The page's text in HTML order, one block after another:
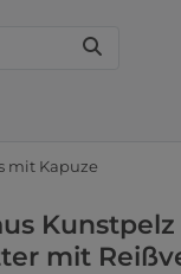
mit Kapuze
mit